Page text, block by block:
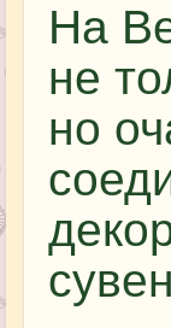
На
не
но